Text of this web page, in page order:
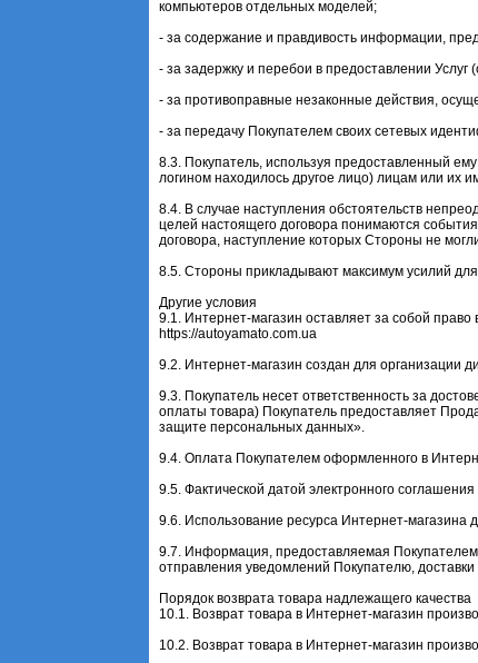
компьютеров отдельных моделей;
- за содержание и правдивость информации,
- за задержку и перебои в предоставлении
- за противоправные незаконные действия,
- за передачу Покупателем своих сетевых
8.3. Покупатель, используя предоставленный
логином находилось другое лицо) лицам или их
8.4. В случае наступления обстоятельств
целей настоящего договора понимаются
договора, наступление которых Стороны не
8.5. Стороны прикладывают максимум усилий
Другие условия
9.1. Интернет-магазин оставляет за собой
https://autoyamato.com.ua
9.2. Интернет-магазин создан для организации
9.3. Покупатель несет ответственность за
оплаты товара) Покупатель предоставляет
защите персональных данных».
9.4. Оплата Покупателем оформленного в
9.5. Фактической датой электронного
9.6. Использование ресурса Интернет-магазина
9.7. Информация, предоставляемая
отправления уведомлений Покупателю,
Порядок возврата товара надлежащего качества
10.1. Возврат товара в Интернет-магазин
10.2. Возврат товара в Интернет-магазин